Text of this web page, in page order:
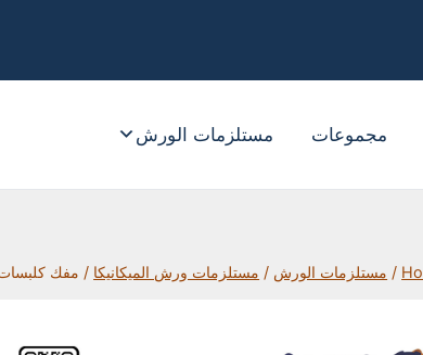
مستلزمات الورش مجموعات
/ مستلزمات الورش / مستلزمات ورش الميكانيكا / مفك كلبسات